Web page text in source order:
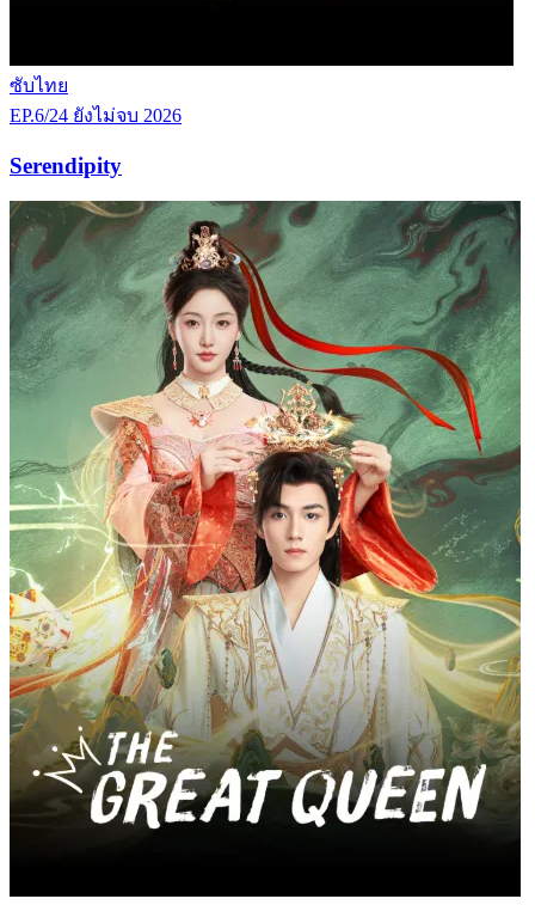
ซับไทย
EP.6/24 ยังไม่จบ 2026
Serendipity